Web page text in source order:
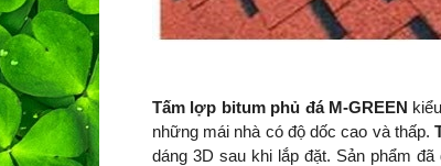
Tấm lợp bitum phủ đá M-GREEN
những mái nhà có độ dốc cao và thấp.
dáng 3D sau khi lắp đặt. Sản phẩm